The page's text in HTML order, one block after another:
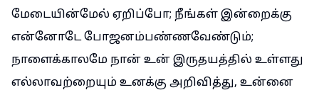
மேடையின்மேல் ஏறிப்போ; நீங்கள் இன்றைக்கு
என்னோடே போஜனம்பண்ணவேண்டும்;
நாளைக்காலமே நான் உன் இருதயத்தில் உள்ளது
எல்லாவற்றையும் உனக்கு அறிவித்து, உன்னை